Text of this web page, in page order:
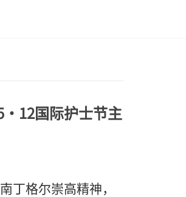
国际护士节主
丁格尔崇高精神，